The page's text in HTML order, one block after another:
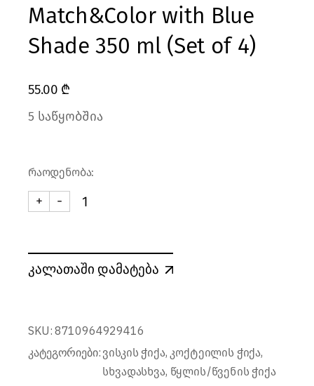
Match&Color with Blue
Shade 350 ml (Set of 4)
55.00 ₾
5 საწყობშია
რაოდენობა:
ჭიქა Match&Color 350 მლ ცისფერი ელფერით
-
+
კალათაში დამატება
SKU: 8710964929416
კატეგორიები: ვისკის ჭიქა, კოქტეილის ჭიქა,
სხვადასხვა, წყლის/წვენის ჭიქა